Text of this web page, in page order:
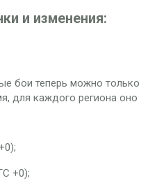
и изменения:
бои теперь можно только
для каждого региона оно
+0);